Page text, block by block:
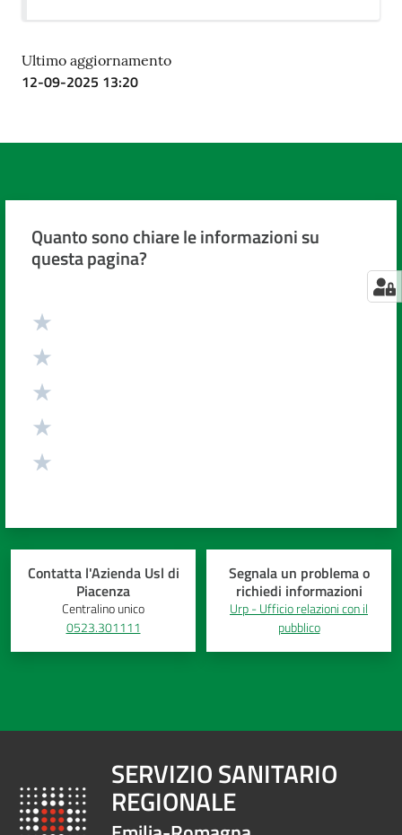
Ultimo aggiornamento
12-09-2025 13:20
Quanto sono chiare le informazioni su
questa pagina?
Contatta l'Azienda Usl di
Piacenza
Centralino unico
0523.301111
Segnala un problema o
richiedi informazioni
Urp - Ufficio relazioni con il
pubblico
SERVIZIO SANITARIO
REGIONALE